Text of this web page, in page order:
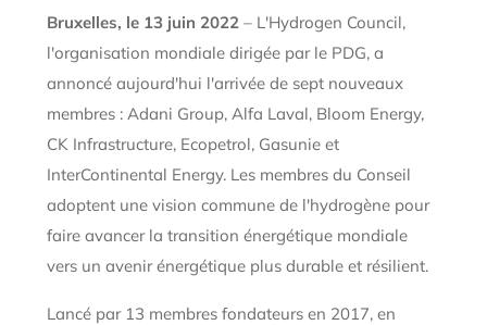
Bruxelles, le 13 juin 2022– L'Hydrogen Council,
l'organisation mondiale dirigée par le PDG, a
annoncé aujourd'hui l'arrivée de sept nouveaux
membres : Adani Group, Alfa Laval, Bloom Energy,
CK Infrastructure, Ecopetrol, Gasunie et
InterContinental Energy. Les membres du Conseil
adoptent une vision commune de l'hydrogène pour
faire avancer la transition énergétique mondiale
vers un avenir énergétique plus durable et résilient.
Lancé par 13 membres fondateurs en 2017, en